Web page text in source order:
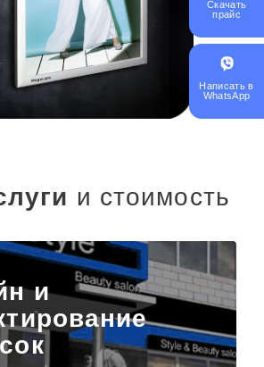
и стоимость
и
Скачать
прайс
Написать в
WhatsApp